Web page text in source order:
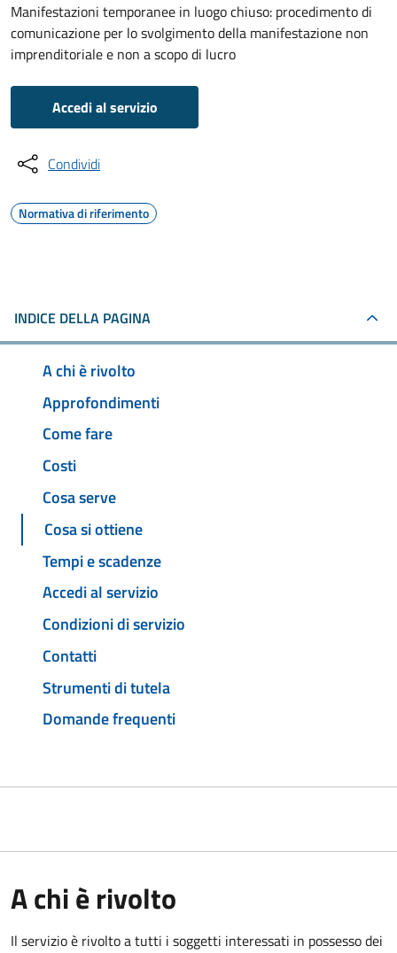
Manifestazioni temporanee in luogo chiuso: procedimento di
comunicazione per lo svolgimento della manifestazione non
imprenditoriale e non a scopo di lucro
Accedi al servizio
Condividi
Normativa di riferimento
INDICE DELLA PAGINA
A chi è rivolto
Approfondimenti
Come fare
Costi
Cosa serve
Cosa si ottiene
Tempi e scadenze
Accedi al servizio
Condizioni di servizio
Contatti
Strumenti di tutela
Domande frequenti
A chi è rivolto
Il servizio è rivolto a tutti i soggetti interessati in possesso dei